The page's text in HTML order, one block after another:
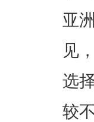
亚
见
选
较